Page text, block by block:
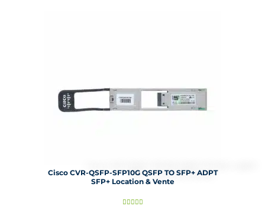
Cisco CVR-QSFP-SFP10G QSFP TO SFP+ ADPT
SFP+ Location & Vente
N